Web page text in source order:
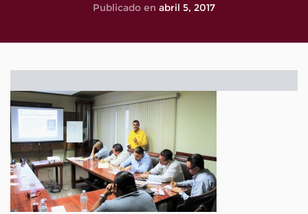
Publicado en abril 5, 2017